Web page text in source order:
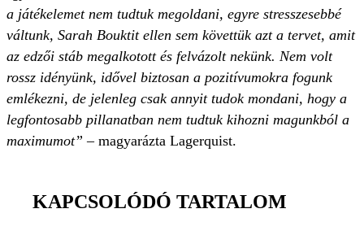
a játékelemet nem tudtuk megoldani, egyre stresszesebbé
váltunk, Sarah Bouktit ellen sem követtük azt a tervet, amit
az edzői stáb megalkotott és felvázolt nekünk. Nem volt
rossz idényünk, idővel biztosan a pozitívumokra fogunk
emlékezni, de jelenleg csak annyit tudok mondani, hogy a
legfontosabb pillanatban nem tudtuk kihozni magunkból a
maximumot”– magyarázta Lagerquist.
KAPCSOLÓDÓ TARTALOM